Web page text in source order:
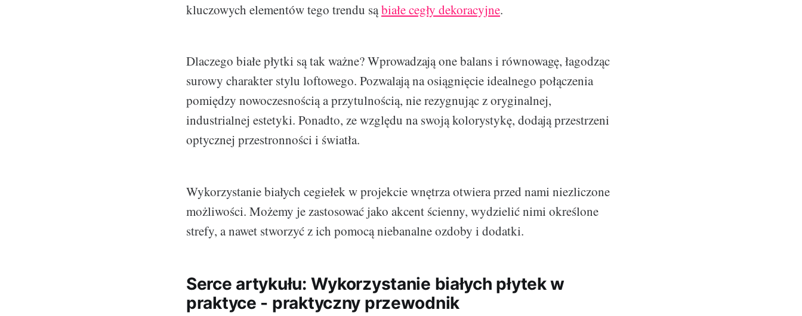
kluczowych elementów tego trendu sąbiałe cegły dekoracyjne.
Dlaczego białe płytki są tak ważne? Wprowadzają one balans i równowagę, łagodząc
surowy charakter stylu loftowego. Pozwalają na osiągnięcie idealnego połączenia
pomiędzy nowoczesnością a przytulnością, nie rezygnując z oryginalnej,
industrialnej estetyki. Ponadto, ze względu na swoją kolorystykę, dodają przestrzeni
optycznej przestronności i światła.
Wykorzystanie białych cegiełek w projekcie wnętrza otwiera przed nami niezliczone
możliwości. Możemy je zastosować jako akcent ścienny, wydzielić nimi określone
strefy, a nawet stworzyć z ich pomocą niebanalne ozdoby i dodatki.
Serce artykułu: Wykorzystanie białych płytek w
praktyce - praktyczny przewodnik